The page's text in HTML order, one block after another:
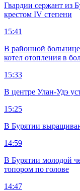
Гвардии сержант из
крестом IV степени
15:41
В районной
котел отопления в
15:33
В центре Улан-Удэ
15:25
В Бурятии
14:59
В Бурятии молодой
топором по голове
14:47